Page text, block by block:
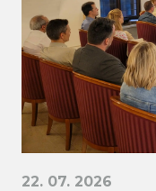
22. 07. 2026